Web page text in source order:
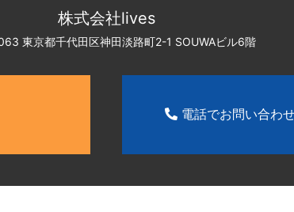
株式会社lives
東京都千代田区神田淡路町2-1 SOUWAビル6階
電話でお問い合わ